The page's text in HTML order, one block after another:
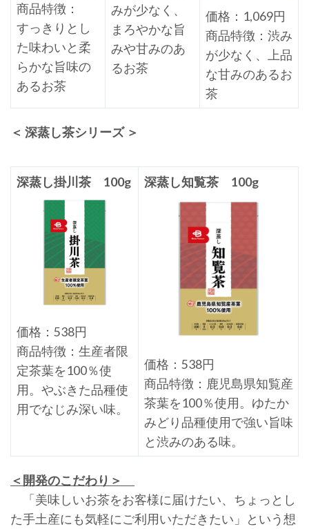
商品特徴：
すっきりとし
た味わいと柔
らかな旨味の
あるお茶
みが少なく、
まろやかな旨
みや甘みのあ
るお茶
価格：1,069円
商品特徴：渋み
が少なく、上品
な甘みのあるお
茶
＜ 深蒸し茶シリーズ ＞
深蒸し掛川茶 100g
価格：538円
商品特徴：生産者限
定茶葉を100％使
用。やぶきた品種使
用でなじみ深い味。
深蒸し知覧茶 100g
価格：538円
商品特徴：鹿児島県知覧産
茶葉を100％使用。ゆたか
みどり品種使用で強い旨味
と渋みのある味。
＜開発のこだわり＞
「美味しいお茶をお客様に届けたい、ちょっとし
た手土産にも気軽にご利用いただきたい」という想